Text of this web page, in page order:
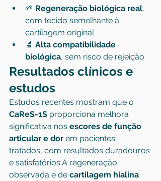
🌱 Regeneração biológica real,
com tecido semelhante à
cartilagem original
🔬 Alta compatibilidade
biológica, sem risco de rejeição
Resultados clínicos e
estudos
Estudos recentes mostram que o
CaReS-1S proporciona melhora
significativa nos escores de função
articular e dor em pacientes
tratados, com resultados duradouros
e satisfatórios.A regeneração
observada é de cartilagem hialina